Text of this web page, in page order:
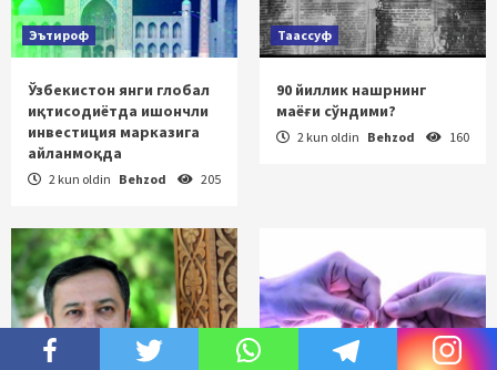
Эътироф
Ўзбекистон янги глобал
иқтисодиётда ишончли
инвестиция марказига
айланмоқда
2 kun oldin Behzod 205
Таассуф
90 йиллик нашрнинг
маёғи сўндими?
2 kun oldin Behzod 160